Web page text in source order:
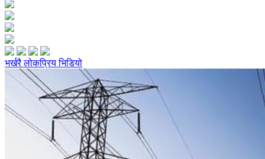
भर्खरैलोकप्रियभिडियो